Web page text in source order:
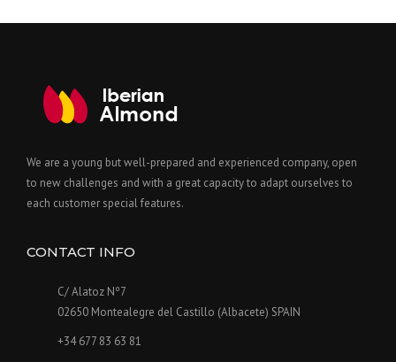
We are a young but well-prepared and experienced company, open
to new challenges and with a great capacity to adapt ourselves to
each customer special features.
CONTACT INFO
C/ Alatoz Nº7
02650 Montealegre del Castillo (Albacete) SPAIN
+34 677 83 63 81